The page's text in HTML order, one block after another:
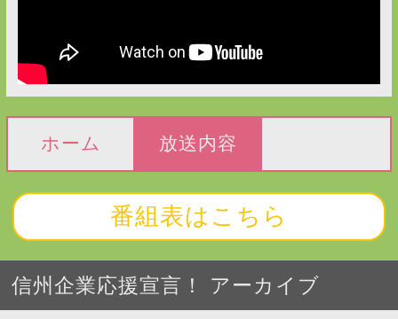
ホーム 放送内容
番組表はこちら
信州企業応援宣言！ アーカイブ